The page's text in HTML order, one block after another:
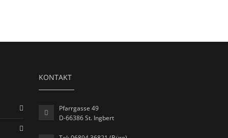
KONTAKT
Pfarrgasse 49
D-66386 St. Ingbert